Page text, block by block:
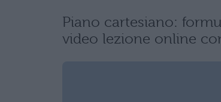
Piano cartesiano:
video lezione online